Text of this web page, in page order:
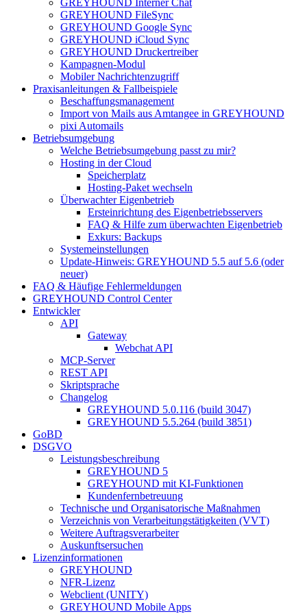
GREYHOUND Interner Chat
GREYHOUND FileSync
GREYHOUND Google Sync
GREYHOUND iCloud Sync
GREYHOUND Druckertreiber
Kampagnen-Modul
Mobiler Nachrichtenzugriff
Praxisanleitungen & Fallbeispiele
Beschaffungsmanagement
Import von Mails aus Amtangee in GREYHOUND
pixi Automails
Betriebsumgebung
Welche Betriebsumgebung passt zu mir?
Hosting in der Cloud
Speicherplatz
Hosting-Paket wechseln
Überwachter Eigenbetrieb
Ersteinrichtung des Eigenbetriebsservers
FAQ & Hilfe zum überwachten Eigenbetrieb
Exkurs: Backups
Systemeinstellungen
Update-Hinweis: GREYHOUND 5.5 auf 5.6 (oder
neuer)
FAQ & Häufige Fehlermeldungen
GREYHOUND Control Center
Entwickler
API
Gateway
Webchat API
MCP-Server
REST API
Skriptsprache
Changelog
GREYHOUND 5.0.116 (build 3047)
GREYHOUND 5.5.264 (build 3851)
GoBD
DSGVO
Leistungsbeschreibung
GREYHOUND 5
GREYHOUND mit KI-Funktionen
Kundenfernbetreuung
Technische und Organisatorische Maßnahmen
Verzeichnis von Verarbeitungstätigkeiten (VVT)
Weitere Auftragsverarbeiter
Auskunftsersuchen
Lizenzinformationen
GREYHOUND
NFR-Lizenz
Webclient (UNITY)
GREYHOUND Mobile Apps